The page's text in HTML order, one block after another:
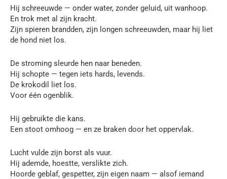
Hij schreeuwde — onder water, zonder geluid, uit wanhoop.
En trok met al zijn kracht.
Zijn spieren brandden, zijn longen schreeuwden, maar hij liet
de hond niet los.
De stroming sleurde hen naar beneden.
Hij schopte — tegen iets hards, levends.
De krokodil liet los.
Voor één ogenblik.
Hij gebruikte die kans.
Een stoot omhoog — en ze braken door het oppervlak.
Lucht vulde zijn borst als vuur.
Hij ademde, hoestte, verslikte zich.
Hoorde geblaf, gespetter, zijn eigen naam — alsof iemand